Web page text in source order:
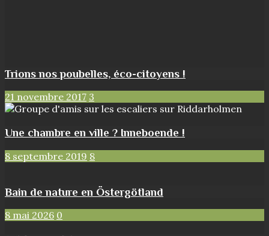
Trions nos poubelles, éco-citoyens !
21 novembre 2017 3
Une chambre en ville ? Inneboende !
8 septembre 2019 8
Bain de nature en Östergötland
8 mai 2026 0